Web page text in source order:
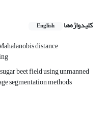
کلیدواژه‌ها English
distance
beet field using unmanned
segmentation methods